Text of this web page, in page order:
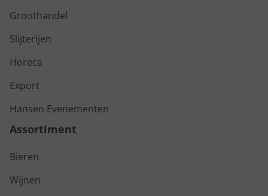
Groothandel
Slijterijen
Horeca
Export
Hansen Evenementen
Assortiment
Bieren
Wijnen